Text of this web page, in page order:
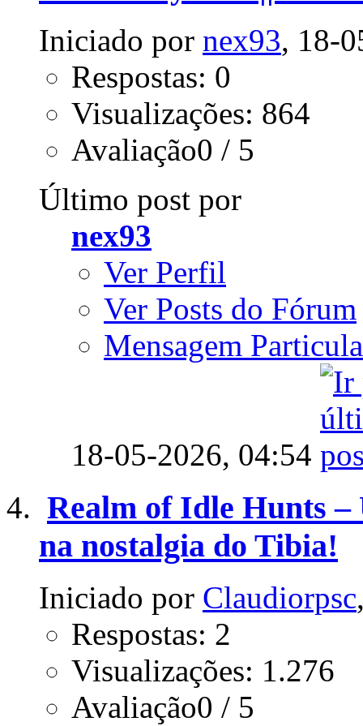
Iniciado por nex93, 18-
Respostas: 0
Visualizações: 864
Avaliação0 / 5
Último post por
nex93
Ver Perfil
Ver Posts do Fórum
Mensagem
18-05-2026, 04:54
Realm of Idle Hunts
na nostalgia do Tibia!
Iniciado por Claudiorpsc
Respostas: 2
Visualizações: 1.276
Avaliação0 / 5